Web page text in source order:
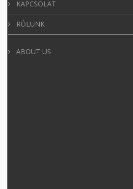
KAPCSOLAT
RÓLUNK
ABOUT US